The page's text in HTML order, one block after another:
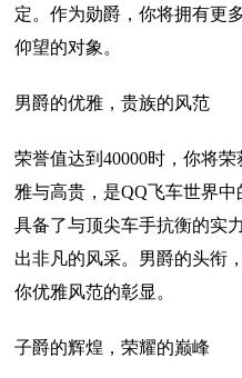
定。作为勋爵，你将拥有更
仰望的对象。
男爵的优雅，贵族的风范
荣誉值达到40000时，你将
雅与高贵，是QQ飞车世界
具备了与顶尖车手抗衡的实
出非凡的风采。男爵的头衔
你优雅风范的彰显。
子爵的辉煌，荣耀的巅峰